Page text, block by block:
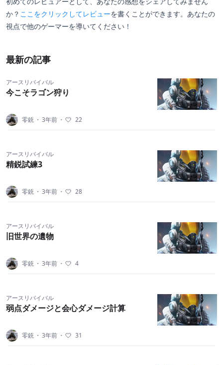
か？ ここをクリックしてレビューを書くことができます。あなたの
視点で他のゲーマーを導いてください！
最新の記事
アースリバイバル
今こそラゴン狩り
零銃 ・ 3年前 ・ 22
アースリバイバル
精鋭試練3
零銃 ・ 3年前 ・ 28
アースリバイバル
旧世界の遺物
零銃 ・ 3年前 ・ 4
アースリバイバル
弱点ダメージと会心ダメージ計算
零銃 ・ 3年前 ・ 31